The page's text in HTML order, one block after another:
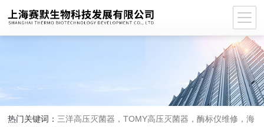
热门关键词： 三洋高压灭菌器，TOMY高压灭菌器，酶标仪维修，海